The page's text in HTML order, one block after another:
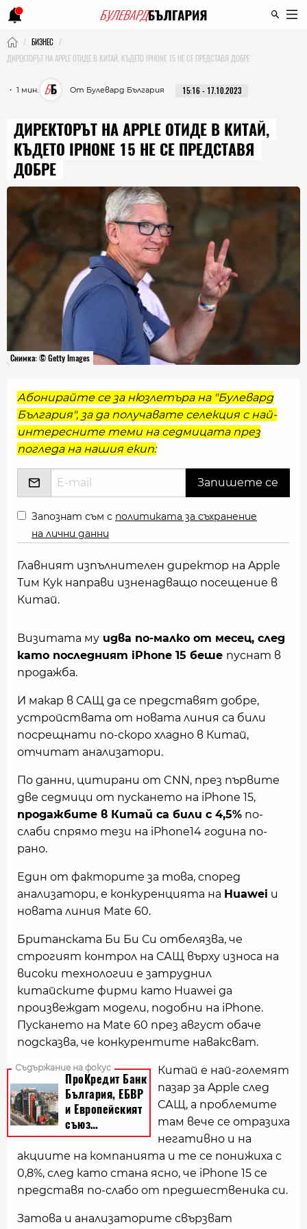
БИЗНЕС
ДИРЕКТОРЪТ НА APPLE ОТИДЕ В КИТАЙ, КЪДЕТО IPHONE 15 НЕ СЕ ПРЕДСТАВЯ ДОБРЕ
・ 1 мин. От Булевард България 15:16 - 17.10.2023
ДИРЕКТОРЪТ НА APPLE ОТИДЕ В КИТАЙ,
КЪДЕТО IPHONE 15 НЕ СЕ ПРЕДСТАВЯ
ДОБРЕ
Снимка: © Getty Images
Абонирайте се за нюзлетъра на "Булевард
България", за да получавате селекция с най-
интересните теми на седмицата през
погледа на нашия екип:
Запознат съм с политиката за съхранение
на лични данни
Главният изпълнителен директор на Apple
Tим Кук направи изненадващо посещение в
Китай.
Визитата му идва по-малко от месец, след
като последният iPhone 15 беше пуснат в
продажба.
И макар в САЩ да се представят добре,
устройствата от новата линия са били
посрещнати по-скоро хладно в Китай,
отчитат анализатори.
По данни, цитирани от CNN, през първите
две седмици от пускането на iPhone 15,
продажбите в Китай са били с 4,5% по-
слаби спрямо тези на iPhone14 година по-
рано.
Един от факторите за това, според
анализатори, е конкуренцията на Huawei и
новата линия Mate 60.
Британската Би Би Си отбелязва, че
строгият контрол на САЩ върху износа на
високи технологии е затруднил
китайските фирми като Huawei да
произвеждат модели, подобни на iPhone.
Пускането на Mate 60 през август обаче
подсказва, че конкурентите наваксват.
Китай е най-големят
пазар за Apple след
САЩ, a проблемите
там вече се отразиха
негативно и на
акциите на компанията и те се понижиха с
0,8%, след като стана ясно, че iPhone 15 се
представя по-слабо от предшественика си.
Затова и анализаторите свързват